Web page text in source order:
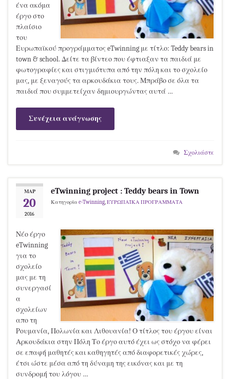
ένα ακόμα
έργο στο
πλαίσιο
του
Ευρωπαϊκού προγράμματος eTwinning με τίτλο: Teddy bears in
town & school. Δείτε τα βίντεο που έφτιαξαν τα παιδιά με
φωτογραφίες και στιγμιότυπα από την πόλη και το σχολείο
μας, με ξεναγούς τα αρκουδάκια τους. Μπράβο σε όλα τα
παιδιά που συμμετείχαν δημιουργώντας αυτά …
Συνέχεια ανάγνωσης
Σχολιάστε
ΜΑΡ
20
2016
eTwinning project : Teddy bears in Town
Κατηγορία e-Twinning,ΕΥΡΩΠΑΪΚΑ ΠΡΟΓΡΑΜΜΑΤΑ
Νέο έργο
eTwinning
για το
σχολείο
μας με τη
συνεργασί
α
σχολείων
απο τη
Ρουμανία, Πολωνία και Λιθουανία! Ο τίτλος του έργου είναι
Αρκουδάκια στην Πόλη Το έργο αυτό έχει ως στόχο να φέρει
σε επαφή μαθητές και καθηγητές από διαφορετικές χώρες,
έτσι ώστε μέσα από τη δύναμη της εικόνας και με τη
συνδρομή του λόγου …